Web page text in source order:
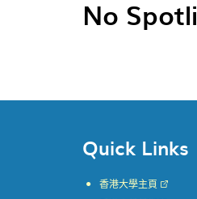
No
Quick Links
香港大學主頁